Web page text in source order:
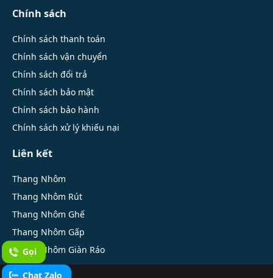
Chính sách
Chính sách thanh toán
Chính sách vận chuyển
Chính sách đổi trả
Chính sách bảo mật
Chính sách bảo hành
Chính sách xử lý khiếu nại
Liên kết
Thang Nhôm
Thang Nhôm Rút
Thang Nhôm Ghế
Thang Nhôm Gấp
Thang Nhôm Giàn Ráo
Gọi
Chat Zalo